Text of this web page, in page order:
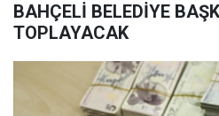
BAHÇELİ BELEDİYE
TOPLAYACAK